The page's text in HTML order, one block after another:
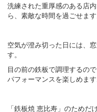
洗練された重厚感のある店
ら、素敵な時間を過ごせます
空気が澄み切った日には、
す。
目の前の鉄板で調理するの
パフォーマンスを楽しめます
「鉄板焼 恵比寿」のため